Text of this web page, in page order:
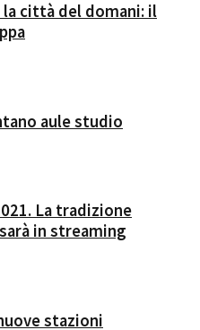
la città del domani: il
aule studio
La tradizione
in streaming
stazioni